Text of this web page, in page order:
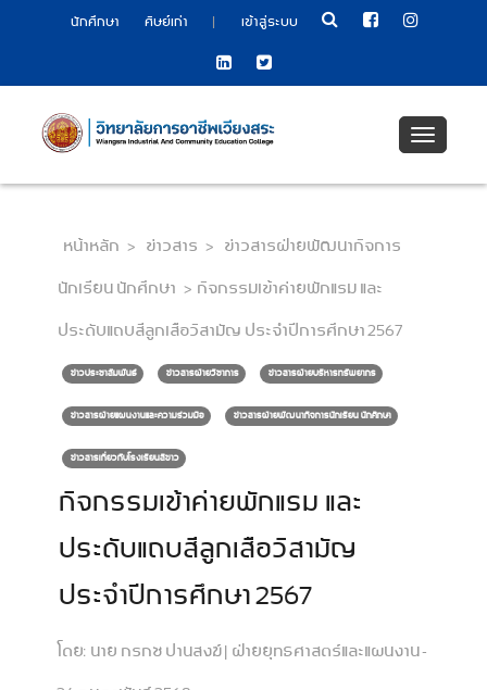
นักศึกษา ศิษย์เก่า | เข้าสู่ระบบ
Toggle
หน้าหลัก > ข่าวสาร > ข่าวสารฝ่ายพัฒนากิจการ
นักเรียน นักศึกษา > กิจกรรมเข้าค่ายพักแรม และ
ประดับแถบสีลูกเสือวิสามัญ ประจำปีการศึกษา 2567
ข่าวประชาสัมพันธ์ ข่าวสารฝ่ายวิชาการ ข่าวสารฝ่ายบริหารทรัพยากร
ข่าวสารฝ่ายแผนงานและความร่วมมือ ข่าวสารฝ่ายพัฒนากิจการนักเรียน นักศึกษา
ข่าวสารเกี่ยวกับโรงเรียนสีขาว
กิจกรรมเข้าค่ายพักแรม และ
ประดับแถบสีลูกเสือวิสามัญ
ประจำปีการศึกษา 2567
โดย: นาย กรกช ปานสงฆ์ | ฝ่ายยุทธศาสตร์และแผนงาน -